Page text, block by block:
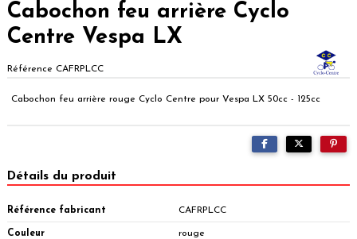
Cabochon feu arrière Cyclo
Centre Vespa LX
Référence CAFRPLCC
Cabochon feu arrière rouge Cyclo Centre pour Vespa LX 50cc - 125cc
Détails du produit
Référence fabricant CAFRPLCC
Couleur rouge